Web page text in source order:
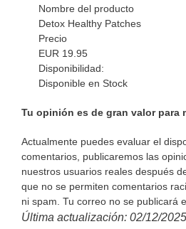
Nombre del producto
Detox Healthy Patches
Precio
EUR 19.95
Disponibilidad:
Disponible en Stock
Tu opinión es de gran valor para
Actualmente puedes evaluar el
comentarios, publicaremos las
nuestros usuarios reales después
que no se permiten comentarios
ni spam. Tu correo no se publicará
Última actualización: 02/12/2025